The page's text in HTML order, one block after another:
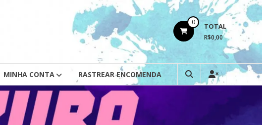
0 TOTAL
R$0,00
MINHA CONTA RASTREAR ENCOMENDA